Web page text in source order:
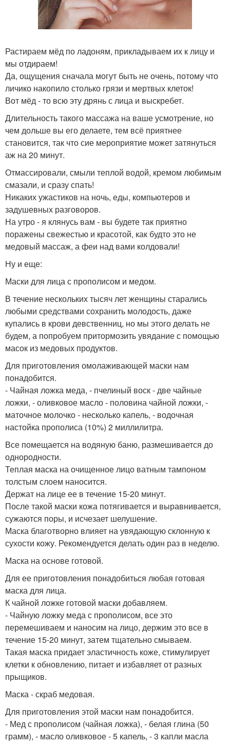
Растираем мёд по ладоням, прикладываем их к лицу и
мы отдираем!
Да, ощущения сначала могут быть не очень, потому что
личико накопило столько грязи и мертвых клеток!
Вот мёд - то всю эту дрянь с лица и выскребет.
Длительность такого массажа на ваше усмотрение, но
чем дольше вы его делаете, тем всё приятнее
становится, так что сие мероприятие может затянуться
аж на 20 минут.
Отмассировали, смыли теплой водой, кремом любимым
смазали, и сразу спать!
Никаких ужастиков на ночь, еды, компьютеров и
задушевных разговоров.
На утро - я клянусь вам - вы будете так приятно
поражены свежестью и красотой, как будто это не
медовый массаж, а феи над вами колдовали!
Ну и еще:
Маски для лица с прополисом и медом.
В течение нескольких тысяч лет женщины старались
любыми средствами сохранить молодость, даже
купались в крови девственниц, но мы этого делать не
будем, а попробуем притормозить увядание с помощью
масок из медовых продуктов.
Для приготовления омолаживающей маски нам
понадобится.
- Чайная ложка меда, - пчелиный воск - две чайные
ложки, - оливковое масло - половина чайной ложки, -
маточное молочко - несколько капель, - водочная
настойка прополиса (10%) 2 миллилитра.
Все помещается на водяную баню, размешивается до
однородности.
Теплая маска на очищенное лицо ватным тампоном
толстым слоем наносится.
Держат на лице ее в течение 15-20 минут.
После такой маски кожа потягивается и выравнивается,
сужаются поры, и исчезает шелушение.
Маска благотворно влияет на увядающую склонную к
сухости кожу. Рекомендуется делать один раз в неделю.
Маска на основе готовой.
Для ее приготовления понадобиться любая готовая
маска для лица.
К чайной ложке готовой маски добавляем.
- Чайную ложку меда с прополисом, все это
перемешиваем и наносим на лицо, держим это все в
течение 15-20 минут, затем тщательно смываем.
Такая маска придает эластичность коже, стимулирует
клетки к обновлению, питает и избавляет от разных
прыщиков.
Маска - скраб медовая.
Для приготовления этой маски нам понадобится.
- Мед с прополисом (чайная ложка), - белая глина (50
грамм), - масло оливковое - 5 капель, - 3 капли масла